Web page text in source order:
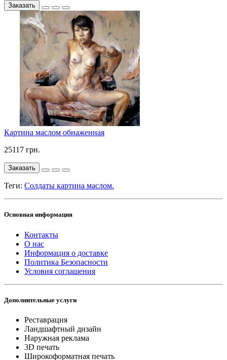
Заказать
Картина маслом обнаженная
25117 грн.
Заказать
Теги: Солдаты картина маслом.
Основная информация
Контакты
О нас
Информация о доставке
Политика Безопасности
Условия соглашения
Дополнительные услуги
Реставрация
Ландшафтный дизайн
Наружная реклама
3D печать
Широкоформатная печать